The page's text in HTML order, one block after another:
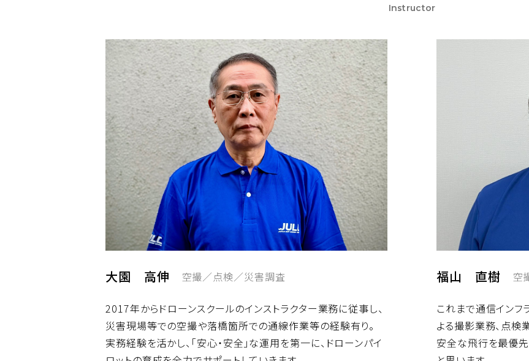
Instructor
大園 高伸 空撮／点検／災害調査
2017年からドローンスクールのインストラクター業務に従事し、
災害現場等での空撮や落橋箇所での通線作業等の経験有り。
実務経験を活かし、「安心・安全」な運用を第一に、ドローンパイ
福山 直樹 空
これまで通信インフ
よる撮影業務、点検
安全な飛行を最優